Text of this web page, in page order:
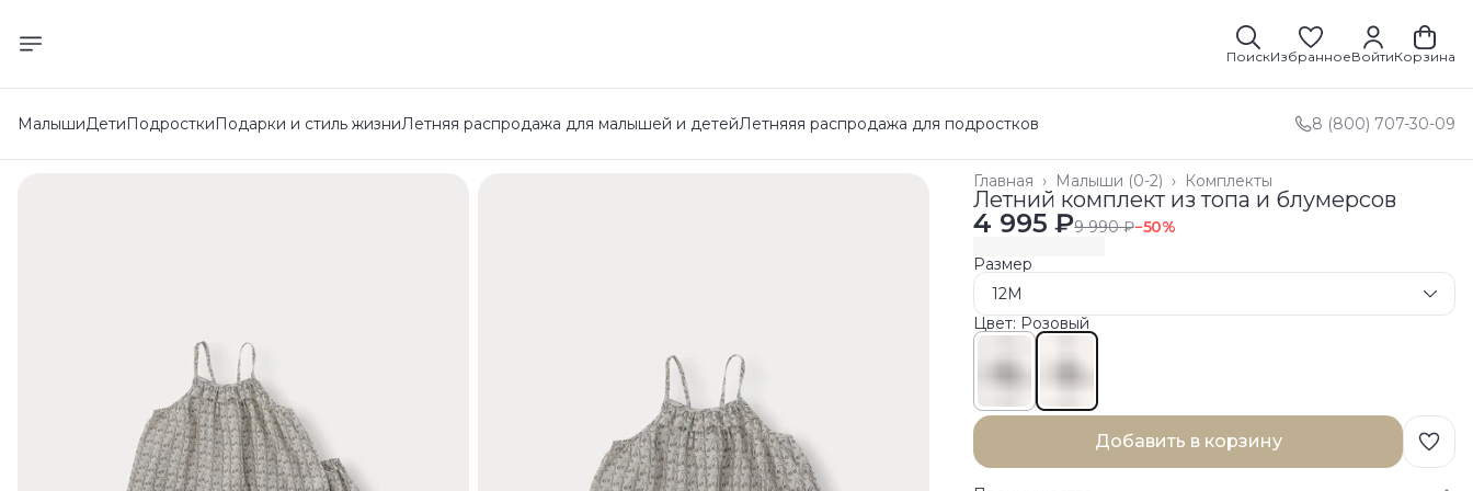
ПоискИзбранноеВойтиКорзина
МалышиДетиПодросткиПодарки и стиль жизниЛетняя распродажа для малышей и детейЛетняяя распродажа для подростков 8 (800) 707-30-09
Комплекты
Малыши (0-2) ›
Главная ›
Летний комплект из топа и блумерсов
4 995 ₽9 990 ₽−50%
Размер
12M
Цвет: Розовый
Добавить в корзину